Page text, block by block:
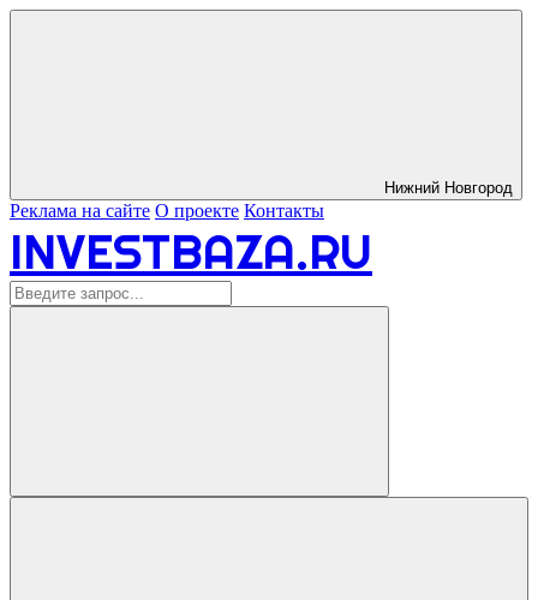
Нижний Новгород
Реклама на сайте О проекте Контакты
INVESTBAZA.RU